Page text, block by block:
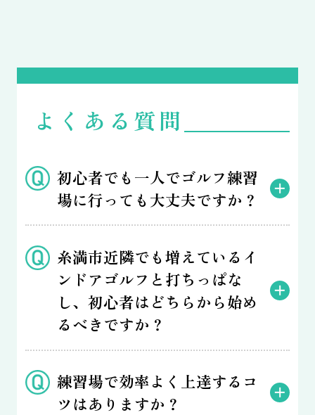
よくある質問
初心者でも一人でゴルフ練習
場に行っても大丈夫ですか？
糸満市近隣でも増えているイ
ンドアゴルフと打ちっぱな
し、初心者はどちらから始め
るべきですか？
練習場で効率よく上達するコ
ツはありますか？